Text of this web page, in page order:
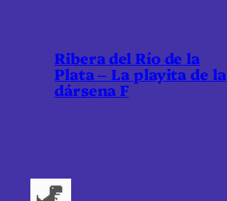
Ribera del Río de la
Plata – La playita de la
dársena F